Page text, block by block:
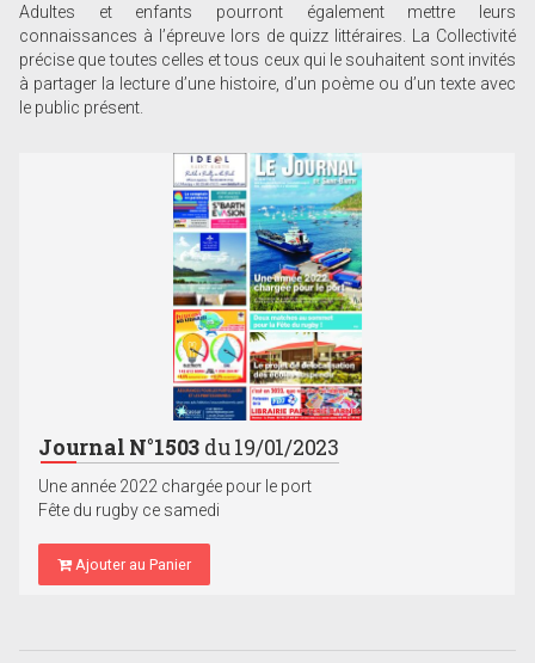
Adultes et enfants pourront également mettre leurs
connaissances à l’épreuve lors de quizz littéraires. La Collectivité
précise que toutes celles et tous ceux qui le souhaitent sont invités
à partager la lecture d’une histoire, d’un poème ou d’un texte avec
le public présent.
Journal N°1503 du 19/01/2023
Une année 2022 chargée pour le port
Fête du rugby ce samedi
Ajouter au Panier